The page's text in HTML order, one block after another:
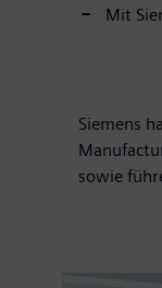
Mit
Siemens
sowie